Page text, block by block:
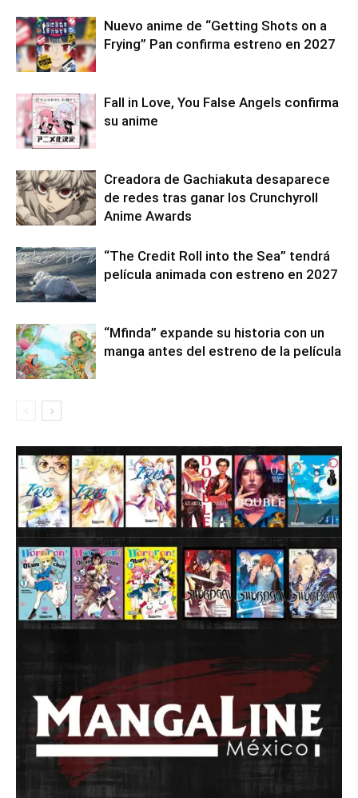
Nuevo anime de “Getting Shots on a
Frying” Pan confirma estreno en 2027
Fall in Love, You False Angels confirma
su anime
Creadora de Gachiakuta desaparece
de redes tras ganar los Crunchyroll
Anime Awards
“The Credit Roll into the Sea” tendrá
película animada con estreno en 2027
“Mfinda” expande su historia con un
manga antes del estreno de la película